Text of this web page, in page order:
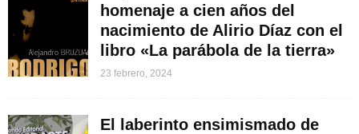
homenaje a cien años del
nacimiento de Alirio Díaz con el
libro «La parábola de la tierra»
23 febrero, 2024
El laberinto ensimismado de